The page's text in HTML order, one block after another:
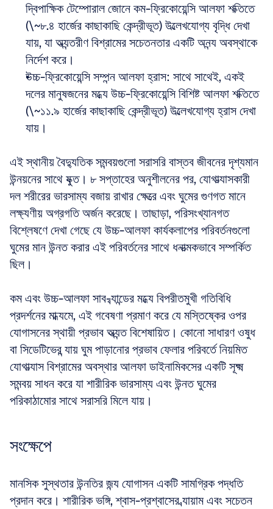
দ্বিপাক্ষিক টেম্পোরাল জোনে কম-ফ্রিকোয়েন্সি আলফা শক্তিতে
(\~৮.৪ হার্জের কাছাকাছি কেন্দ্রীভূত) উল্লেখযোগ্য বৃদ্ধি দেখা
যায়, যা অভ্যন্তরীণ বিশ্রামের সচেতনতার একটি অনন্য অবস্থাকে
নির্দেশ করে।
উচ্চ-ফ্রিকোয়েন্সি সম্পন্ন আলফা হ্রাস: সাথে সাথেই, একই
দলের মানুষজনের মধ্যে উচ্চ-ফ্রিকোয়েন্সি বিশিষ্ট আলফা শক্তিতে
(\~১১.৯ হার্জের কাছাকাছি কেন্দ্রীভূত) উল্লেখযোগ্য হ্রাস দেখা
যায়।
এই স্থানীয় বৈদ্যুতিক সমন্বয়গুলো সরাসরি বাস্তব জীবনের দৃশ্যমান
উন্নয়নের সাথে যুক্ত। ৮ সপ্তাহের অনুশীলনের পর, যোগাভ্যাসকারী
দল শরীরের ভারসাম্য বজায় রাখার ক্ষেত্রে এবং ঘুমের গুণগত মানে
লক্ষ্যণীয় অগ্রগতি অর্জন করেছে। তাছাড়া, পরিসংখ্যানগত
বিশ্লেষণে দেখা গেছে যে উচ্চ-আলফা কার্যকলাপের পরিবর্তনগুলো
ঘুমের মান উন্নত করার এই পরিবর্তনের সাথে ধনাত্মকভাবে সম্পর্কিত
ছিল।
কম এবং উচ্চ-আলফা সাব-ব্যান্ডের মধ্যে বিপরীতমুখী গতিবিধি
প্রদর্শনের মাধ্যমে, এই গবেষণা প্রমাণ করে যে মস্তিষ্কের ওপর
যোগাসনের স্থায়ী প্রভাব অত্যন্ত বিশেষায়িত। কোনো সাধারণ ওষুধ
বা সিডেটিভের ন্যায় ঘুম পাড়ানোর প্রভাব ফেলার পরিবর্তে নিয়মিত
যোগাভ্যাস বিশ্রামের অবস্থার আলফা ডাইনামিকসের একটি সূক্ষ্ম
সমন্বয় সাধন করে যা শারীরিক ভারসাম্য এবং উন্নত ঘুমের
পরিকাঠামোর সাথে সরাসরি মিলে যায়।
সংক্ষেপে
মানসিক সুস্থতার উন্নতির জন্য যোগাসন একটি সামগ্রিক পদ্ধতি
প্রদান করে। শারীরিক ভঙ্গি, শ্বাস-প্রশ্বাসের ব্যায়াম এবং সচেতন